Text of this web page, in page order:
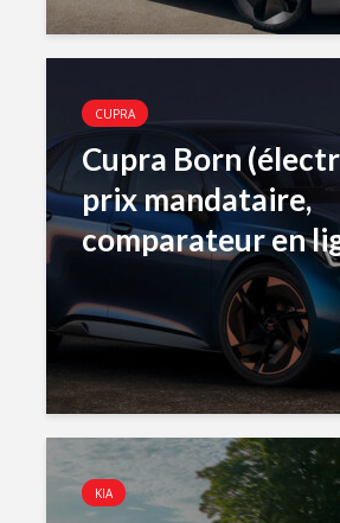
CUPRA
Cupra Born
prix mandataire,
comparateur en
KIA